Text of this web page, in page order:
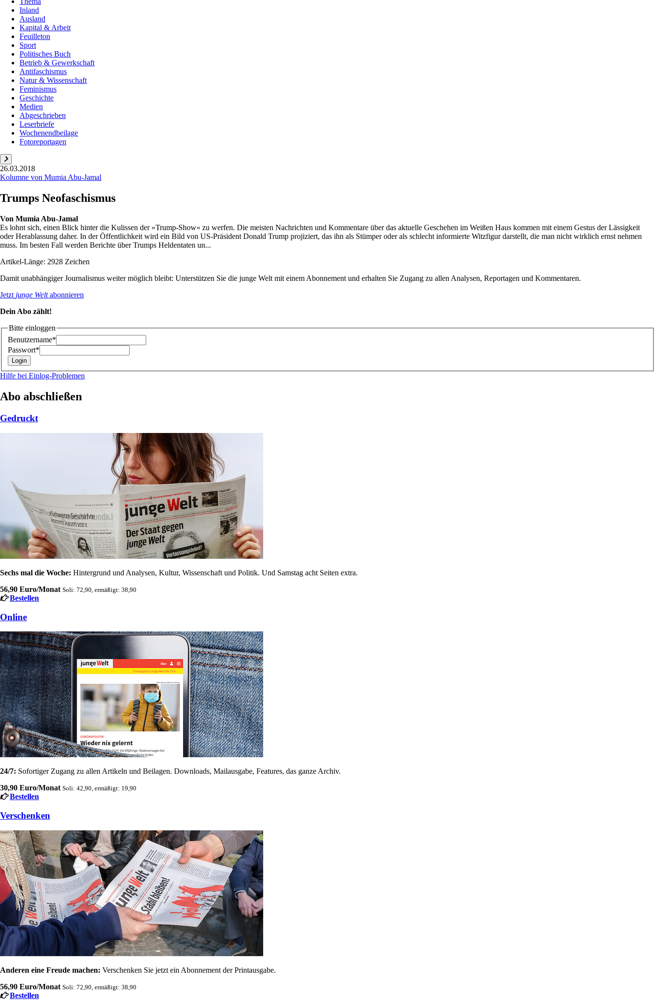
Inland
Ausland
Kapital & Arbeit
Feuilleton
Sport
Politisches Buch
Betrieb & Gewerkschaft
Antifaschismus
Natur & Wissenschaft
Feminismus
Geschichte
Medien
Abgeschrieben
Leserbriefe
Wochenendbeilage
Fotoreportagen
26.03.2018
Kolumne von Mumia Abu-Jamal
Trumps Neofaschismus
Von Mumia Abu-Jamal
Es lohnt sich, einen Blick hinter die Kulissen der »Trump-Show« zu werfen. Die meisten Nachrichten und Kommentare über das aktuelle Geschehen im Weißen Haus kommen mit einem Gestus der Lässigkeit
oder Herablassung daher. In der Öffentlichkeit wird ein Bild von US-Präsident Donald Trump projiziert, das ihn als Stümper oder als schlecht informierte Witzfigur darstellt, die man nicht wirklich ernst nehmen
muss. Im besten Fall werden Berichte über Trumps Heldentaten un...
Artikel-Länge: 2928 Zeichen
Damit unabhängiger Journalismus weiter möglich bleibt: Unterstützen Sie die junge Welt mit einem Abonnement und erhalten Sie Zugang zu allen Analysen, Reportagen und Kommentaren.
Jetzt junge Weltabonnieren
Dein Abo zählt!
Bitte einloggen
Benutzername*
Passwort*
Hilfe bei Einlog-Problemen
Abo abschließen
Gedruckt
Sechs mal die Woche: Hintergrund und Analysen, Kultur, Wissenschaft und Politik. Und Samstag acht Seiten extra.
56,90 Euro/Monat Soli: 72,90, ermäßigt: 38,90
Bestellen
Online
24/7: Sofortiger Zugang zu allen Artikeln und Beilagen. Downloads, Mailausgabe, Features, das ganze Archiv.
30,90 Euro/Monat Soli: 42,90, ermäßigt: 19,90
Bestellen
Verschenken
Anderen eine Freude machen: Verschenken Sie jetzt ein Abonnement der Printausgabe.
56,90 Euro/Monat Soli: 72,90, ermäßigt: 38,90
Bestellen